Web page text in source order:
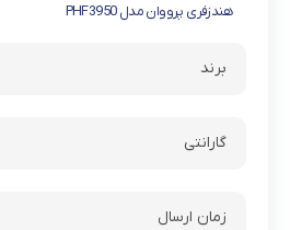
هندزفری پرووان مدل PHF3950
برند
گارانتی
زمان ارسال